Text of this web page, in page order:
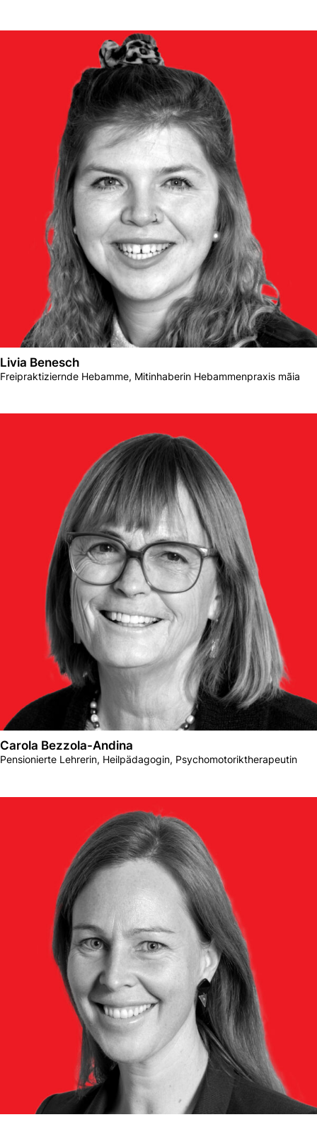
Livia Benesch
Freipraktiziernde Hebamme, Mitinhaberin Hebammenpraxis mãia
Carola Bezzola-Andina
Pensionierte Lehrerin, Heilpädagogin, Psychomotoriktherapeutin